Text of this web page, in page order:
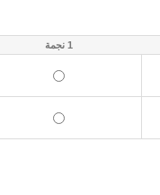
1 نجمة